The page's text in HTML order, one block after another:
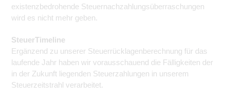
existenzbedrohende Steuernachzahlungsüberraschungen
wird es nicht mehr geben.
SteuerTimeline
Ergänzend zu unserer Steuerrücklagenberechnung für das
laufende Jahr haben wir vorausschauend die Fälligkeiten der
in der Zukunft liegenden Steuerzahlungen in unserem
Steuerzeitstrahl verarbeitet.